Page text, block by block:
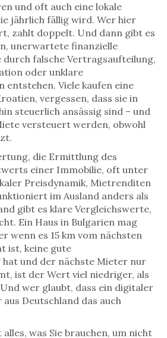
und oft auch eine lokale
jährlich fällig wird. Wer hier
zahlt doppelt. Und dann gibt es
, unerwartete finanzielle
falsche Vertragsaufteilung,
oder unklare
entstehen. Viele kaufen eine
vergessen, dass sie in
steuerlich ansässig sind – und
versteuert werden, obwohl
, die Ermittlung des
einer Immobilie, oft unter
Preisdynamik, Mietrenditen
im Ausland anders als
gibt es klare Vergleichswerte,
Ein Haus in Bulgarien mag
wenn es 15 km vom nächsten
ist, keine gute
und der nächste Mieter nur
ist der Wert viel niedriger, als
wer glaubt, dass ein digitaler
Deutschland das auch
alles, was Sie brauchen, um nicht